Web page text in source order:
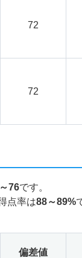
72
72
76です。
点率は88～89%
偏差値